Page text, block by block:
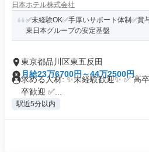
日本ホテル株式会社
✅未経験OK✅手厚いサポート体制✅賞
東日本グループの安定基盤
東京都品川区東五反田
月給23万6700円～44万2500円
求める人材: ✨未経験歓迎✨ ✅️ 高
卒歓迎 ✅...
駅近5分以内